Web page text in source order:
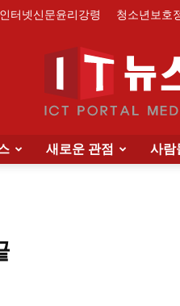
인터넷신문윤리강령 청소년보호
새로운 관점 사람